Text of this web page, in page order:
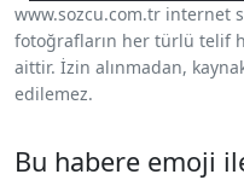
www.sozcu.com.tr internet
fotoğrafların her türlü telif
aittir. İzin alınmadan,
edilemez.
Bu habere emoji